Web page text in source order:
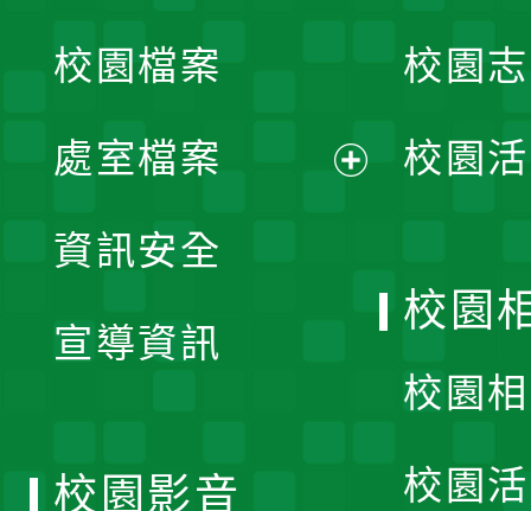
單
校園檔案
處室檔案
資訊安全
宣導資訊
校園
校園
校園
校園
校園
校園影音